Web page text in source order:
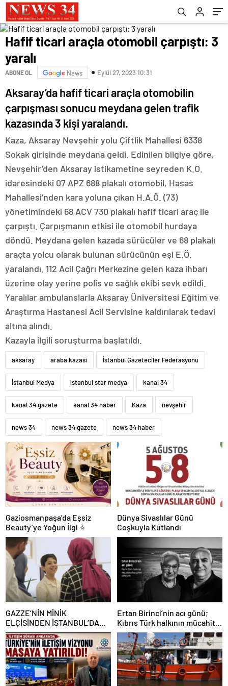
Hafif ticari araçla otomobil çarpıştı: 3
yaralı
ABONE OL News Eylül 27, 2023 10:31
Aksaray’da hafif ticari araçla otomobilin
çarpışması sonucu meydana gelen trafik
kazasında 3 kişi yaralandı.
Kaza, Aksaray Nevşehir yolu Çiftlik Mahallesi 6338
Sokak girişinde meydana geldi. Edinilen bilgiye göre,
Nevşehir’den Aksaray istikametine seyreden K.O.
idaresindeki 07 APZ 688 plakalı otomobil, Hasas
Mahallesi’nden kara yoluna çıkan H.A.Ö. (73)
yönetimindeki 68 ACV 730 plakalı hafif ticari araç ile
çarpıştı. Çarpışmanın etkisi ile otomobil hurdaya
döndü. Meydana gelen kazada sürücüler ve 68 plakalı
araçta yolcu olarak bulunan sürücünün eşi E.Ö.
yaralandı. 112 Acil Çağrı Merkezine gelen kaza ihbarı
üzerine olay yerine polis ve sağlık ekibi sevk edildi.
Yaralılar ambulanslarla Aksaray Üniversitesi Eğitim ve
Araştırma Hastanesi Acil Servisine kaldırılarak tedavi
altına alındı.
Kazayla ilgili soruşturma başlatıldı.
aksaray araba kazası İstanbul Gazeteciler Federasyonu
İstanbul Medya istanbul star medya kanal 34
kanal 34 gazete kanal 34 haber Kaza nevşehir
news 34 news 34 gazete news 34 haber
Gaziosmanpaşa’da Eşsiz
Beauty’ye Yoğun İlgi ⭐
Dünya Sivaslılar Günü
Coşkuyla Kutlandı
GAZZE’NİN MİNİK
ELÇİSİNDEN İSTANBUL’DA
DUYGUSAL MESAJ: “BURASI
BENİM İKİNCİ EVİM”
Ertan Birinci’nin acı günü;
Kıbrıs Türk halkının mücahit
ruhlu çınarı vefat etti